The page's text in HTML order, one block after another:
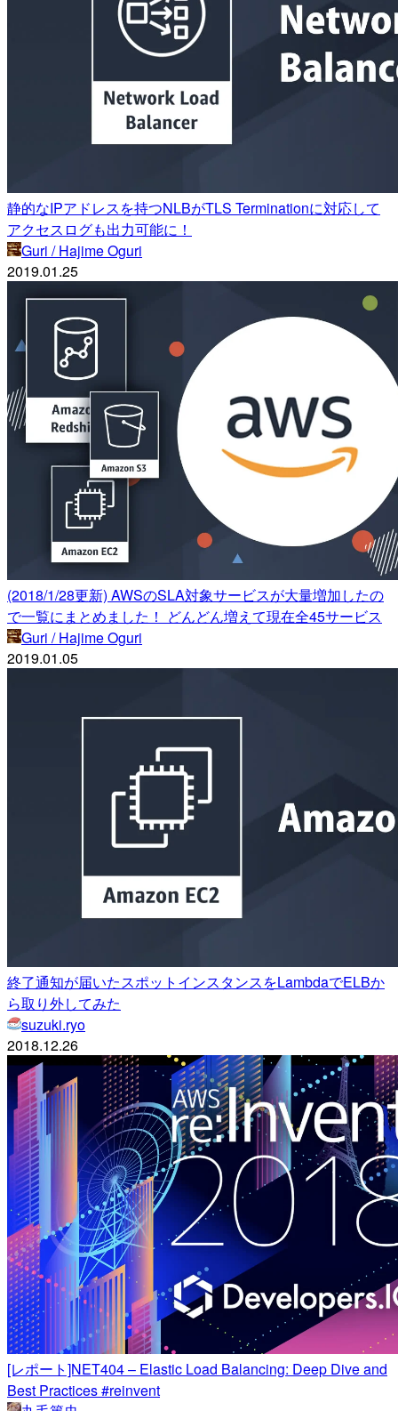
静的なIPアドレスを持つNLBがTLS Terminationに対応して
アクセスログも出力可能に！
Guri / Hajime Oguri
2019.01.25
(2018/1/28更新) AWSのSLA対象サービスが大量増加したの
で一覧にまとめました！ どんどん増えて現在全45サービス
Guri / Hajime Oguri
2019.01.05
終了通知が届いたスポットインスタンスをLambdaでELBか
ら取り外してみた
suzuki.ryo
2018.12.26
[レポート]NET404 – Elastic Load Balancing: Deep Dive and
Best Practices #reinvent